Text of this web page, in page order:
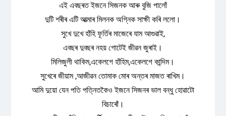
এই এবছৰত ইজনে সিজনক আৰু বুজি পালোঁ
দুটি শৰীৰ এটি আত্মাৰ মিলনক অগ্নিক সাক্ষী কৰি ললো।
সুখে দুখে হাঁহি ফূৰ্তিৰ মাজেৰে যাম আগুৱাই,
এবছৰ দুবছৰ নহয় গোটেই জীৱন জুৰাই।
মিলিজুলী থাকিম,একেলগে হাঁহিম,একেলগে কান্দিম।
সুখেৰে জীয়াম ,আজীৱন তোমাক মোৰ অন্তৰ মাজত ৰাখিম।
আমি দুয়ো যেন পতি পত্নিতকৈও ইজনে সিজনৰ ভাল বন্ধু হোৱাটো
বিচাৰোঁ।